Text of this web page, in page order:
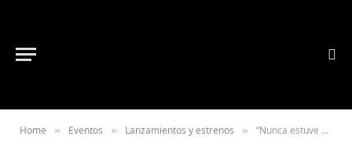
Home » Eventos » Lanzamientos y estrenos » “Nunca estuve en Dublín” llega al Arlequín Teatro con humor ácido y muchas risas